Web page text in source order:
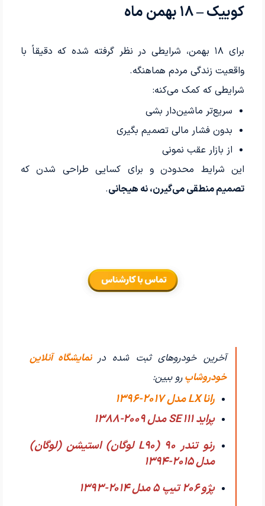
کوییک – ۱۸ بهمن ماه
برای ۱۸ بهمن، شرایطی در نظر گرفته شده که دقیقاً با
واقعیت زندگی مردم هماهنگه.
شرایطی که کمک می‌کنه:
سریع‌تر ماشین‌دار بشی
بدون فشار مالی تصمیم بگیری
از بازار عقب نمونی
این شرایط محدودن و برای کسایی طراحی شدن که
تصمیم منطقی می‌گیرن، نه هیجانی.
آخرین خودروهای ثبت شده در نمایشگاه آنلاین
خودروشاپرو ببین:
رانا LX مدل 2017-1396
پراید 111 SE مدل 2009-1388
رنو تندر 90 (L90 لوگان) استیشن (لوگان)
مدل 2015-1394
پژو 206 تیپ ۵ مدل 2014-1393